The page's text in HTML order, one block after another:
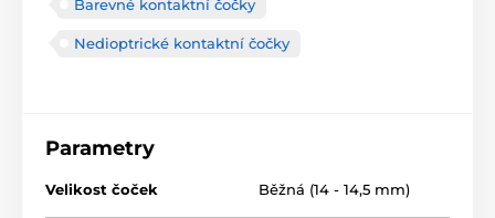
Barevné kontaktní čočky
Nedioptrické kontaktní čočky
Parametry
Velikost čoček Běžná (14 - 14,5 mm)